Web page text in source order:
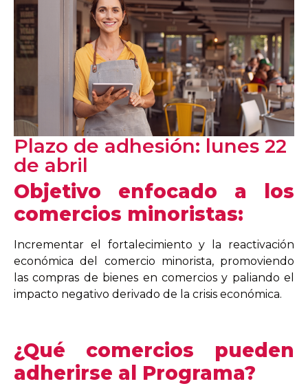
Plazo de adhesión: lunes 22
de abril
Objetivo enfocado a los
comercios minoristas:
Incrementar el fortalecimiento y la reactivación
económica del comercio minorista, promoviendo
las compras de bienes en comercios y paliando el
impacto negativo derivado de la crisis económica.
¿Qué comercios pueden
adherirse al Programa?